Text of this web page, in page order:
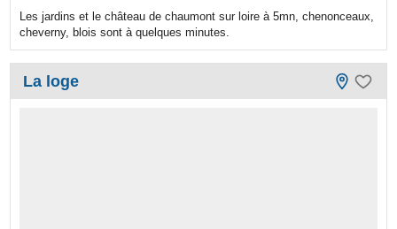
Les jardins et le château de chaumont sur loire à 5mn, chenonceaux,
cheverny, blois sont à quelques minutes.
La loge